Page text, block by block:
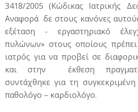
3418/2005 (Κώδικας Ιατρικής
Αναφορά δε στους κανόνες
εξέταση - εργαστηριακό
πυλώνων» στους οποίους πρέπει
ιατρός για να προβεί σε
και στην έκθεση
συντάχθηκε για τη
παθολόγο – καρδιολόγο.